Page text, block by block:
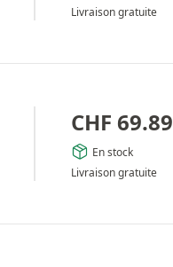
Livraison gratuite
CHF 69.89
En stock
Livraison gratuite